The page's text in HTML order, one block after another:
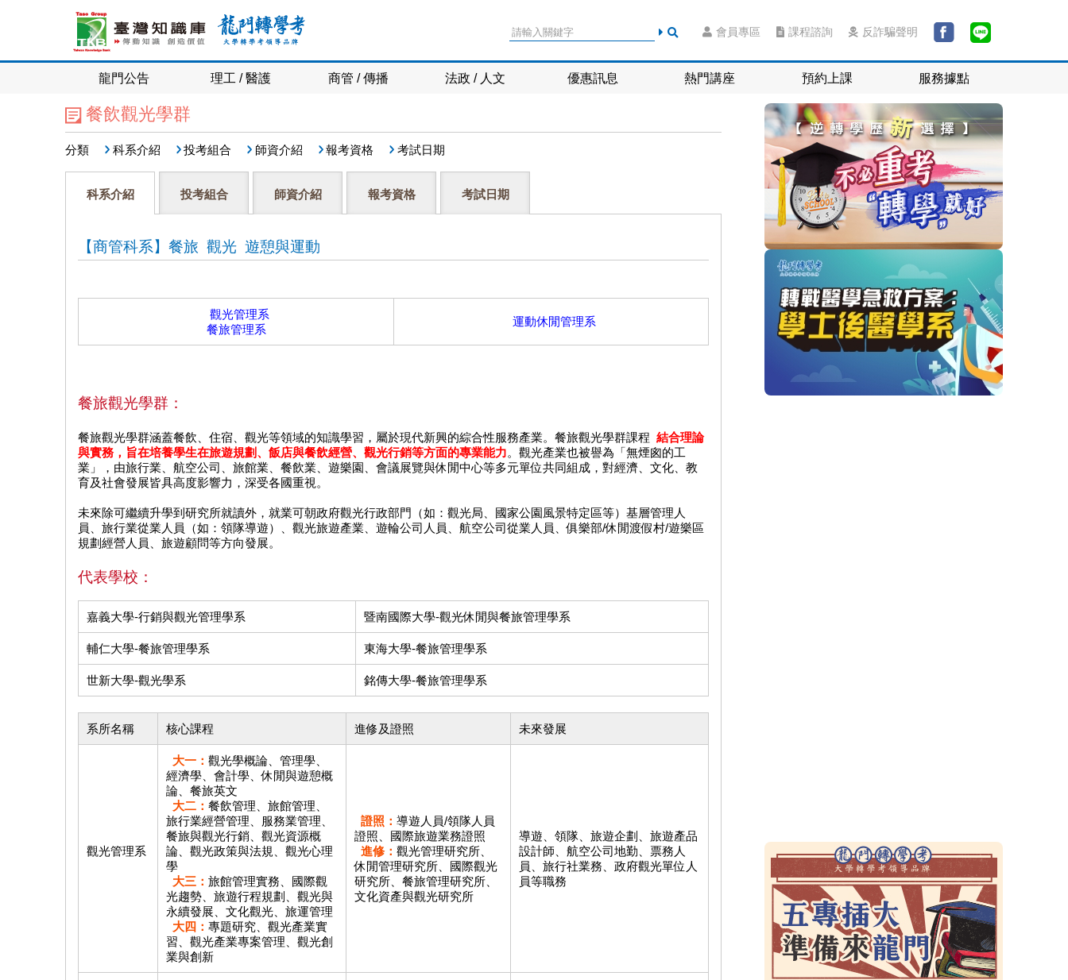
會員專區 課程諮詢 反詐騙聲明
龍門公告 理工 / 醫護 商管 / 傳播 法政 / 人文 優惠訊息 熱門講座 預約上課 服務據點
餐飲觀光學群
分類 科系介紹 投考組合 師資介紹 報考資格 考試日期
科系介紹 投考組合 師資介紹 報考資格 考試日期
【商管科系】餐旅 觀光 遊憩與運動
觀光管理系
餐旅管理系
運動休閒管理系
餐旅觀光學群：
餐旅觀光學群涵蓋餐飲、住宿、觀光等領域的知識學習，屬於現代新興的綜合性服務產業。餐旅觀光學群課程 結合理論
與實務，旨在培養學生在旅遊規劃、飯店與餐飲經營、觀光行銷等方面的專業能力。觀光產業也被譽為「無煙囪的工
業」，由旅行業、航空公司、旅館業、餐飲業、遊樂園、會議展覽與休閒中心等多元單位共同組成，對經濟、文化、教
育及社會發展皆具高度影響力，深受各國重視。
未來除可繼續升學到研究所就讀外，就業可朝政府觀光行政部門（如：觀光局、國家公園風景特定區等）基層管理人
員、旅行業從業人員（如：領隊導遊）、觀光旅遊產業、遊輪公司人員、航空公司從業人員、俱樂部/休閒渡假村/遊樂區
規劃經營人員、旅遊顧問等方向發展。
代表學校：
嘉義大學-行銷與觀光管理學系 暨南國際大學-觀光休閒與餐旅管理學系
輔仁大學-餐旅管理學系 東海大學-餐旅管理學系
世新大學-觀光學系 銘傳大學-餐旅管理學系
系所名稱 核心課程 進修及證照 未來發展
觀光管理系
大一： 觀光學概論、管理學、
經濟學、會計學、休閒與遊憩概
論、餐旅英文
大二： 餐飲管理、旅館管理、
旅行業經營管理、服務業管理、
餐旅與觀光行銷、觀光資源概
論、觀光政策與法規、觀光心理
學
大三： 旅館管理實務、國際觀
光趨勢、旅遊行程規劃、觀光與
永續發展、文化觀光、旅運管理
大四： 專題研究、觀光產業實
習、觀光產業專案管理、觀光創
業與創新
證照： 導遊人員/領隊人員
證照、國際旅遊業務證照
進修： 觀光管理研究所、
休閒管理研究所、國際觀光
研究所、餐旅管理研究所、
文化資產與觀光研究所
導遊、領隊、旅遊企劃、旅遊產品
設計師、航空公司地勤、票務人
員、旅行社業務、政府觀光單位人
員等職務